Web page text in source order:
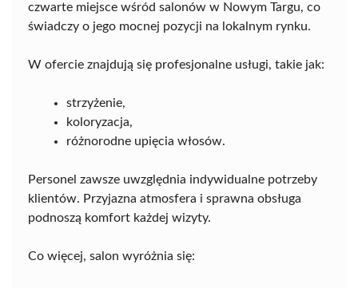
czwarte miejsce wśród salonów w Nowym Targu, co
świadczy o jego mocnej pozycji na lokalnym rynku.
W ofercie znajdują się profesjonalne usługi, takie jak:
strzyżenie,
koloryzacja,
różnorodne upięcia włosów.
Personel zawsze uwzględnia indywidualne potrzeby
klientów. Przyjazna atmosfera i sprawna obsługa
podnoszą komfort każdej wizyty.
Co więcej, salon wyróżnia się: